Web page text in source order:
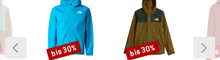
Rabatt
bis 30% Rabatt
bis 30%